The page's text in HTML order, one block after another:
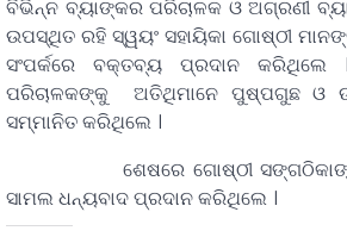
ବିଭିନ୍ନ ବ୍ୟାଙ୍କର ପରିଚାଳକ ଓ ଅଗ୍ରଣୀ
ଉପସ୍ଥିତ ରହି ସ୍ୱୟଂ ସହାୟିକା ଗୋଷ୍ଠୀ
ସଂପର୍କରେ ବକ୍ତବ୍ୟ ପ୍ରଦାନ
ପରିଚାଳକଙ୍କୁ ଅତିଥିମାନେ ପୁଷ୍ପଗୁଛ ଓ
ସମ୍ମାନିତ କରିଥିଲେ ।
ଶେଷରେ ଗୋଷ୍ଠୀ ସଙ୍ଗଠିକାଙ୍କୁ
ସାମଲ ଧନ୍ୟବାଦ ପ୍ରଦାନ କରିଥିଲେ ।